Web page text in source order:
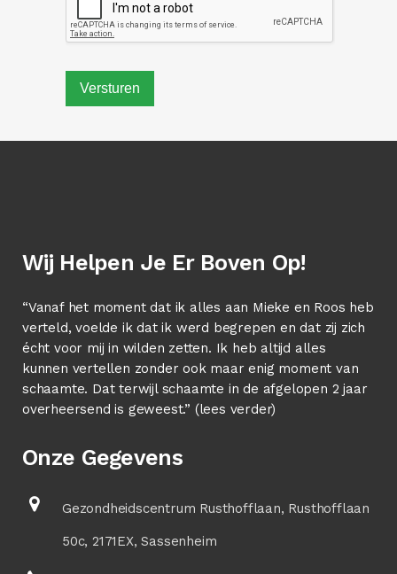
Versturen
Wij Helpen Je Er Boven Op!
“Vanaf het moment dat ik alles aan Mieke en Roos heb
verteld, voelde ik dat ik werd begrepen en dat zij zich
écht voor mij in wilden zetten. Ik heb altijd alles
kunnen vertellen zonder ook maar enig moment van
schaamte. Dat terwijl schaamte in de afgelopen 2 jaar
overheersend is geweest.” (lees verder)
Onze Gegevens
Gezondheidscentrum Rusthofflaan, Rusthofflaan
50c, 2171EX, Sassenheim